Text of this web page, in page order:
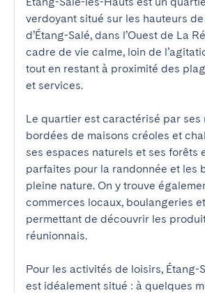
verdoyant situé sur les hauteurs
d’Étang-Salé, dans l’Ouest de La
cadre de vie calme, loin de
tout en restant à proximité des
et services.
Le quartier est caractérisé par ses
bordées de maisons créoles et
ses espaces naturels et ses forêts
parfaites pour la randonnée et les
pleine nature. On y trouve
commerces locaux, boulangeries
permettant de découvrir les
réunionnais.
Pour les activités de loisirs, Étang-
est idéalement situé : à quelques